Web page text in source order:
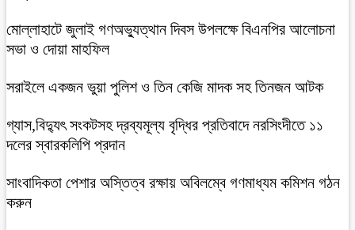
মোল্লাহাটে জুলাই গণঅভ্যুত্থান দিবস উপলক্ষে বিএনপির আলোচনা
সভা ও দোয়া মাহফিল
সরাইলে একজন ভুয়া পুলিশ ও তিন কেজি মাদক সহ তিনজন আটক
গ্যাস,বিদ্যুৎ সংকটসহ দ্রব্যমূল্য বৃদ্ধির প্রতিবাদে নরসিংদীতে ১১
দলের স্বারকলিপি প্রদান
সাংবাদিকতা পেশার অস্তিত্ব রক্ষায় অবিলম্বে গণমাধ্যম কমিশন গঠন
করুন